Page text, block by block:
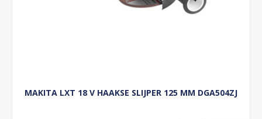
MAKITA LXT 18 V HAAKSE SLIJPER 125 MM DGA504ZJ